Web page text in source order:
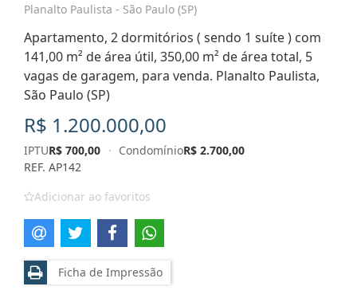
Planalto Paulista - São Paulo (SP)
Apartamento, 2 dormitórios ( sendo 1 suíte ) com
141,00 m² de área útil, 350,00 m² de área total, 5
vagas de garagem, para venda. Planalto Paulista,
São Paulo (SP)
R$ 1.200.000,00
IPTUR$ 700,00 · CondomínioR$ 2.700,00
REF. AP142
Adicionar ao favoritos
Ficha de Impressão